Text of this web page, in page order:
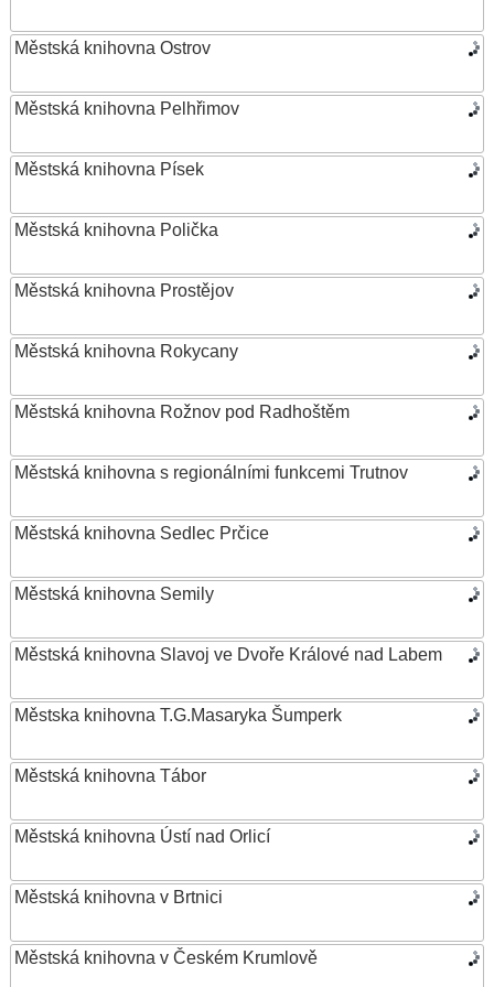
Městská knihovna Ostrov
Městská knihovna Pelhřimov
Městská knihovna Písek
Městská knihovna Polička
Městská knihovna Prostějov
Městská knihovna Rokycany
Městská knihovna Rožnov pod Radhoštěm
Městská knihovna s regionálními funkcemi Trutnov
Městská knihovna Sedlec Prčice
Městská knihovna Semily
Městská knihovna Slavoj ve Dvoře Králové nad Labem
Městska knihovna T.G.Masaryka Šumperk
Městská knihovna Tábor
Městská knihovna Ústí nad Orlicí
Městská knihovna v Brtnici
Městská knihovna v Českém Krumlově